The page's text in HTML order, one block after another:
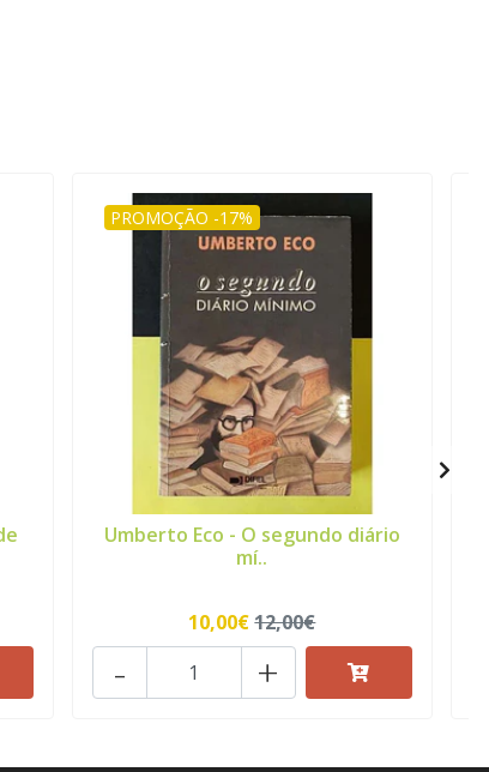
PROMOÇÃO -17%
Umberto Eco - O segundo diário
mí..
10,00€12,00€
+
-